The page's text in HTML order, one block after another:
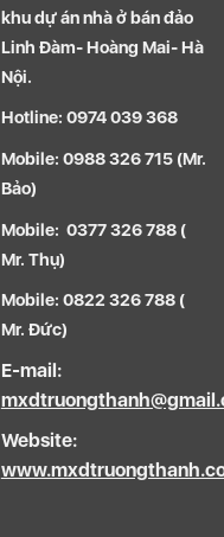
khu dự án nhà ở bán đảo
Linh Đàm- Hoàng Mai- Hà
Nội.
Hotline: 0974 039 368
Mobile: 0988 326 715 (Mr.
Bảo)
Mobile: 0377 326 788 (
Mr. Thụ)
Mobile: 0822 326 788 (
Mr. Đức)
E-mail:
Website: